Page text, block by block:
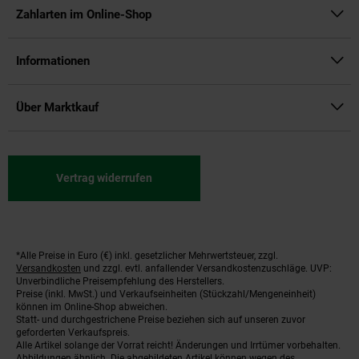
Zahlarten im Online-Shop
Informationen
Über Marktkauf
Vertrag widerrufen
Fußnoten
*Alle Preise in Euro (€) inkl. gesetzlicher Mehrwertsteuer, zzgl.
Versandkosten und zzgl. evtl. anfallender Versandkostenzuschläge. UVP:
Unverbindliche Preisempfehlung des Herstellers.
Preise (inkl. MwSt.) und Verkaufseinheiten (Stückzahl/Mengeneinheit)
können im Online-Shop abweichen.
Statt- und durchgestrichene Preise beziehen sich auf unseren zuvor
geforderten Verkaufspreis.
Alle Artikel solange der Vorrat reicht! Änderungen und Irrtümer vorbehalten.